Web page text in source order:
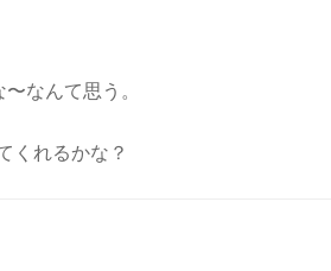
なんて思う。
くれるかな？